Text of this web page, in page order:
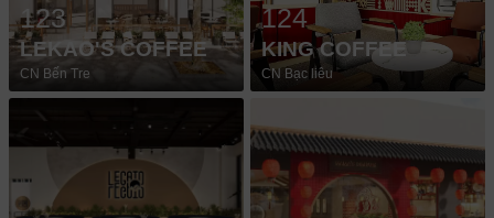
123
LEKAO'S COFFEE
CN Bến Tre
124
KING COFFEE
CN Bạc liêu